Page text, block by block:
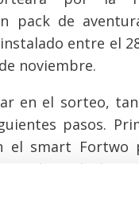
pack de
entre el
noviembre.
en el sorteo,
pasos.
el smart Fortwo
subirla a
sociales,